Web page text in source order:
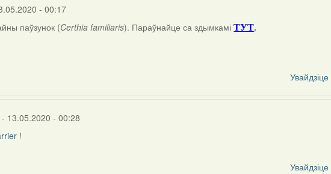
- 00:17
паўзунок (Certhia familiaris). Параўнайце са здымкаміТУТ.
Увайдзіце
- 13.05.2020 - 00:28
!
Увайдзіце